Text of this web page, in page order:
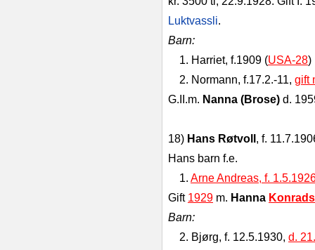
Luktvassli.
Barn:
1. Harriet, f.1909 (USA-28)
2. Normann, f.17.2.-11, gift
G.II.m. Nanna (Brose) d.
18) Hans Røtvoll , f.
Hans barn f.e.
1. Arne Andreas, f.
Gift 1929 m. Hanna
Barn:
2. Bjørg, f. 12.5.1930, d.